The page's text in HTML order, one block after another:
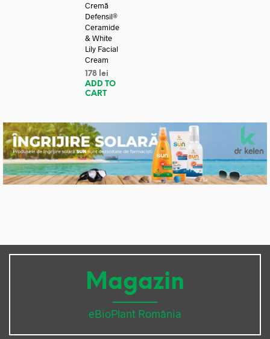
Cremă
Defensil®
Ceramide
& White
Lily Facial
Cream
178 lei
ADD TO
CART
Magazin
eBioPlant România